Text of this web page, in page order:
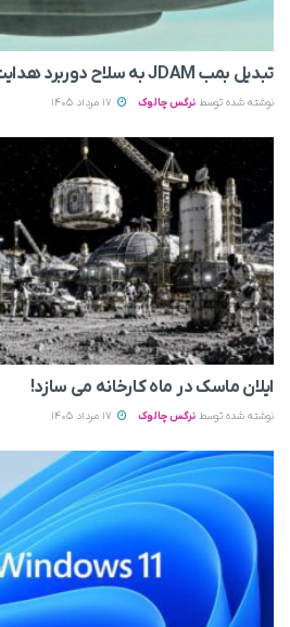
تبدیل بمب JDAM به سلاح دوربرد هدایت پذیر با موتور جت
نوشته شده توسط نرگس چالوک
ایلان ماسک در ماه کارخانه می سازد!
نوشته شده توسط نرگس چالوک